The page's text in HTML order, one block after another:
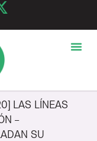
LAS LÍNEAS
–
SU